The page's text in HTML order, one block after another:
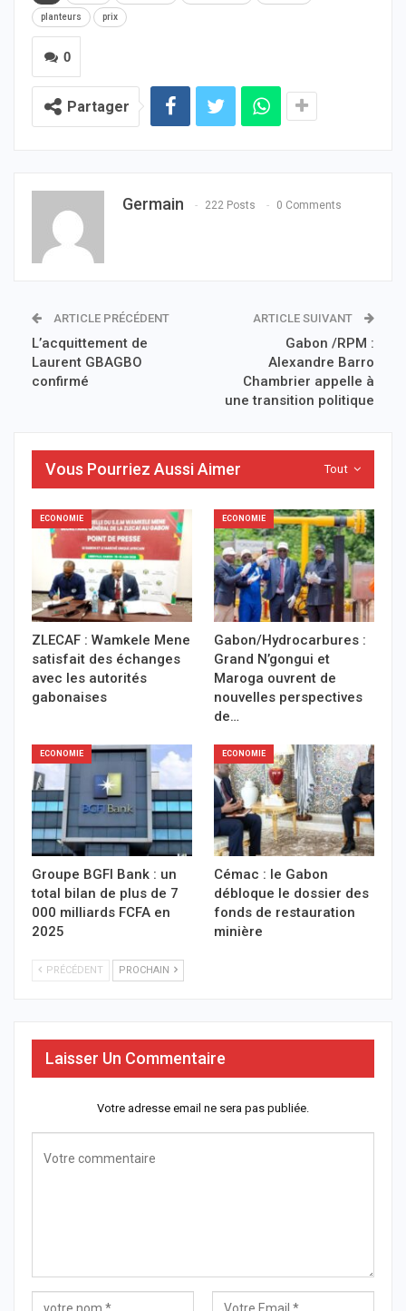
planteurs prix
0
Partager
Germain 222 Posts 0 Comments
ARTICLE PRÉCÉDENT
L’acquittement de
Laurent GBAGBO
confirmé
ARTICLE SUIVANT
Gabon /RPM :
Alexandre Barro
Chambrier appelle à
une transition politique
Tout
Vous Pourriez Aussi Aimer
ECONOMIE
ZLECAF : Wamkele Mene
satisfait des échanges
avec les autorités
gabonaises
ECONOMIE
Gabon/Hydrocarbures :
Grand N’gongui et
Maroga ouvrent de
nouvelles perspectives
de…
ECONOMIE
Groupe BGFI Bank : un
total bilan de plus de 7
000 milliards FCFA en
2025
ECONOMIE
Cémac : le Gabon
débloque le dossier des
fonds de restauration
minière
PRÉCÉDENT PROCHAIN
Laisser Un Commentaire
Votre adresse email ne sera pas publiée.